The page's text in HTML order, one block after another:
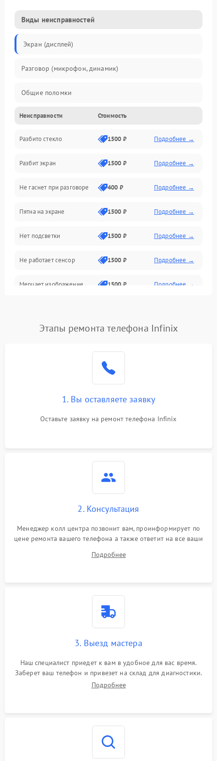
Виды неисправностей
Экран (дисплей)
Разговор (микрофон, динамик)
Общие поломки
Проблемы связи
Камеры
Проблемы с дисплеем и сенсором
Зарядка
Проблемы с питанием, зарядкой и аккумулятором
Проблемы с работой системы, корпусом и другие
Неисправности Стоимость
Разбито стекло 1500 ₽ Подробнее →
Разбит экран 1500 ₽ Подробнее →
Не гаснет при разговоре 400 ₽ Подробнее →
Пятна на экране 1500 ₽ Подробнее →
Нет подсветки 1500 ₽ Подробнее →
Не работает сенсор 1500 ₽ Подробнее →
Мерцает изображение 1500 ₽ Подробнее →
Не работает Face ID 4000 ₽ Подробнее →
Этапы ремонта телефона Infinix
1. Вы оставляете заявку
Оставьте заявку на ремонт телефона Infinix
2. Консультация
Менеджер колл центра позвонит вам, проинформирует по
цене ремонта вашего телефона а также ответит на все ваши
Подробнее
3. Выезд мастера
Наш специалист приедет к вам в удобное для вас время.
Заберет ваш телефон и привезет на склад для диагностики.
Подробнее